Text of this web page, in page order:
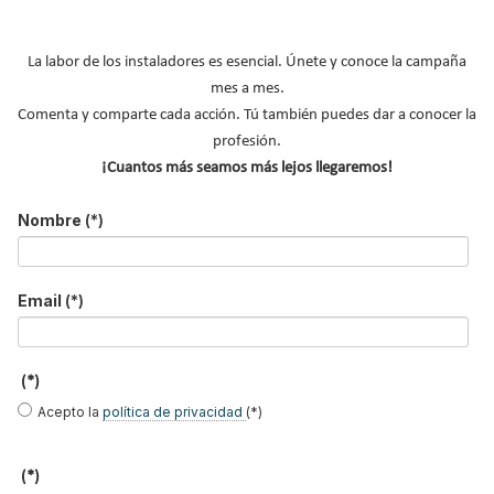
Haier Perla Premium S: Confort, eficiencia y
FIRMAS INVITADAS
Freire
García Redondo
Hidalgo Betanzos
La labor de los instaladores es esencial. Únete y conoce la campaña
mes a mes.
Comenta y comparte cada acción. Tú también puedes dar a conocer la
profesión.
¡Cuantos más seamos más lejos llegaremos!
Nombre (*)
Email (*)
(*)
Acepto la política de privacidad (*)
(*)